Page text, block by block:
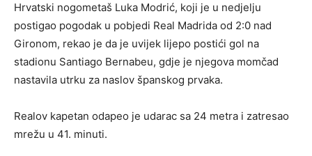
Hrvatski nogometaš Luka Modrić, koji je u nedjelju
postigao pogodak u pobjedi Real Madrida od 2:0 nad
Gironom, rekao je da je uvijek lijepo postići gol na
stadionu Santiago Bernabeu, gdje je njegova momčad
nastavila utrku za naslov španskog prvaka.
Realov kapetan odapeo je udarac sa 24 metra i zatresao
mrežu u 41. minuti.